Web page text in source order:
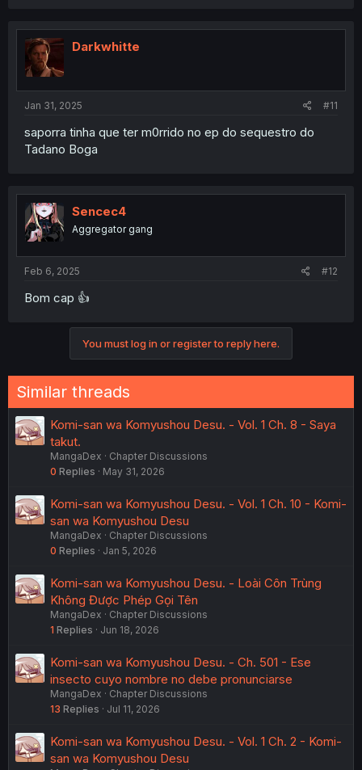
t
i
o
n
Darkwhitte
Jan 31, 2025 #11
saporra tinha que ter m0rrido no ep do sequestro do
Tadano Boga
Sencec4
Aggregator gang
Feb 6, 2025 #12
Bom cap 👍
You must log in or register to reply here.
Similar threads
Komi-san wa Komyushou Desu. - Vol. 1 Ch. 8 - Saya
takut.
MangaDex
Chapter Discussions
0 Replies May 31, 2026
Komi-san wa Komyushou Desu. - Vol. 1 Ch. 10 - Komi-
san wa Komyushou Desu
MangaDex
Chapter Discussions
0 Replies Jan 5, 2026
Komi-san wa Komyushou Desu. - Loài Côn Trùng
Không Được Phép Gọi Tên
MangaDex
Chapter Discussions
1 Replies Jun 18, 2026
Komi-san wa Komyushou Desu. - Ch. 501 - Ese
insecto cuyo nombre no debe pronunciarse
MangaDex
Chapter Discussions
13 Replies Jul 11, 2026
Komi-san wa Komyushou Desu. - Vol. 1 Ch. 2 - Komi-
san wa Komyushou Desu